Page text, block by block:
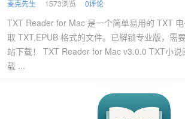
麦克先生 1573浏览 0评论
TXT Reader for Mac 是一个简单易用的 TXT
取 TXT,EPUB 格式的文件。已解锁专业版，需
站下载！ TXT Reader for Mac v3.0.0 TXT小
载 ...